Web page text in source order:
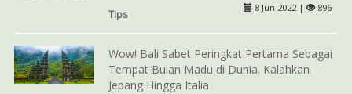
Tips
8 Jun 2022 | 896
Wow! Bali Sabet Peringkat Pertama Sebagai
Tempat Bulan Madu di Dunia. Kalahkan
Jepang Hingga Italia